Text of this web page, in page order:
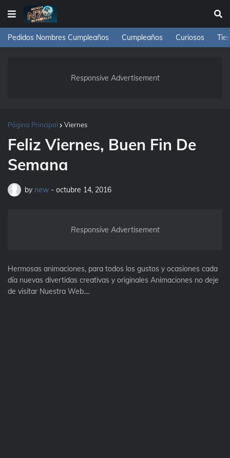
Pedidos Nombres Cumpleaños Cumpleaños Curiosos
Responsive Advertisement
Página Principal Viernes
Feliz Viernes, Buen Fin De
Semana
by new - octubre 14, 2016
Responsive Advertisement
Hermosas animaciones, para todos los gustos y ocasiones cada
día nuevas divertidas creativas y originales Animaciones no deje
de visitar Nuestra Web....